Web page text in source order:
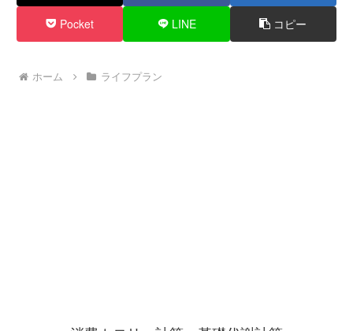
Pocket LINE コピー
ホーム ライフプラン